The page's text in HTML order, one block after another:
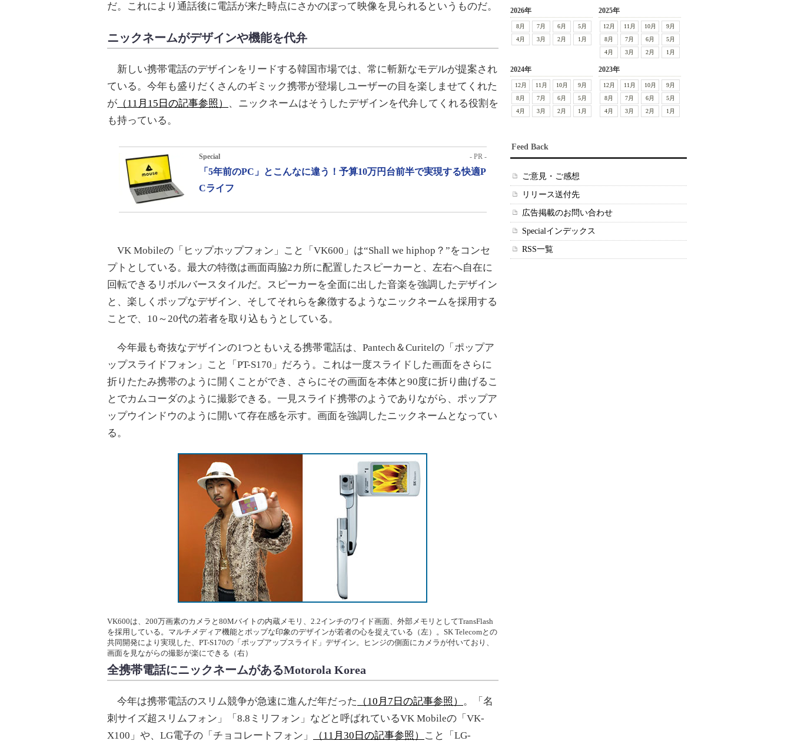
だ。これにより通話後に電話が来た時点にさかのぼって映像を見られるというものだ。
ニックネームがデザインや機能を代弁
新しい携帯電話のデザインをリードする韓国市場では、常に斬新なモデルが提案され
ている。今年も盛りだくさんのギミック携帯が登場しユーザーの目を楽しませてくれた
が （11月15日の記事参照）
、ニックネームはそうしたデザインを代弁してくれる役割を
も持っている。
Special - PR -
「5年前のPC」とこんなに違う！予算10万円台前半で実現する快適P
Cライフ
VK Mobileの「ヒップホップフォン」こと「VK600」は“Shall we hiphop？”をコンセ
プトとしている。最大の特徴は画面両脇2カ所に配置したスピーカーと、左右へ自在に
回転できるリボルバースタイルだ。スピーカーを全面に出した音楽を強調したデザイン
と、楽しくポップなデザイン、そしてそれらを象徴するようなニックネームを採用する
ことで、10～20代の若者を取り込もうとしている。
今年最も奇抜なデザインの1つともいえる携帯電話は、Pantech＆Curitelの「ポップア
ップスライドフォン」こと「PT-S170」だろう。これは一度スライドした画面をさらに
折りたたみ携帯のように開くことができ、さらにその画面を本体と90度に折り曲げるこ
とでカムコーダのように撮影できる。一見スライド携帯のようでありながら、ポップア
ップウインドウのように開いて存在感を示す。画面を強調したニックネームとなってい
る。
VK600は、200万画素のカメラと80Mバイトの内蔵メモリ、2.2インチのワイド画面、外部メモリとしてTransFlash
を採用している。マルチメディア機能とポップな印象のデザインが若者の心を捉えている（左）。SK Telecomとの
共同開発により実現した、PT-S170の「ポップアップスライド」デザイン。ヒンジの側面にカメラが付いており、
画面を見ながらの撮影が楽にできる（右）
全携帯電話にニックネームがあるMotorola Korea
今年は携帯電話のスリム競争が急速に進んだ年だった （10月7日の記事参照） 。「名
刺サイズ超スリムフォン」「8.8ミリフォン」などと呼ばれているVK Mobileの「VK-
X100」や、LG電子の「チョコレートフォン」
（11月30日の記事参照）
こと「LG-
2026年
8月 7月 6月
5月
4月
3月 2月 1月
2025年
12月 11月 10月
9月
8月
7月 6月
5月
4月
3月 2月 1月
2024年
12月 11月 10月
9月
8月
7月 6月
5月
4月
3月 2月 1月
2023年
12月 11月 10月
9月
8月
7月 6月
5月
4月
3月 2月 1月
Feed Back
ご意見・ご感想
リリース送付先
広告掲載のお問い合わせ
Specialインデックス
RSS一覧